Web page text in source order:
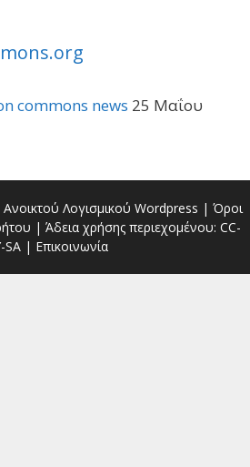
commons news 25 Μαΐου
Λογισμικού Wordpress | Όροι
| Άδεια χρήσης περιεχομένου: CC-
SA | Επικοινωνία